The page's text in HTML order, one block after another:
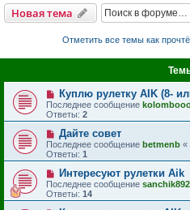
Новая тема
Отметить все темы как
Куплю рулетку AIK (8-
Последнее сообщение
Ответы: 2
Дайте совет
Последнее сообщение betmenb «
Ответы: 1
Интересуют рулетки Aik
Последнее сообщение
Ответы: 14